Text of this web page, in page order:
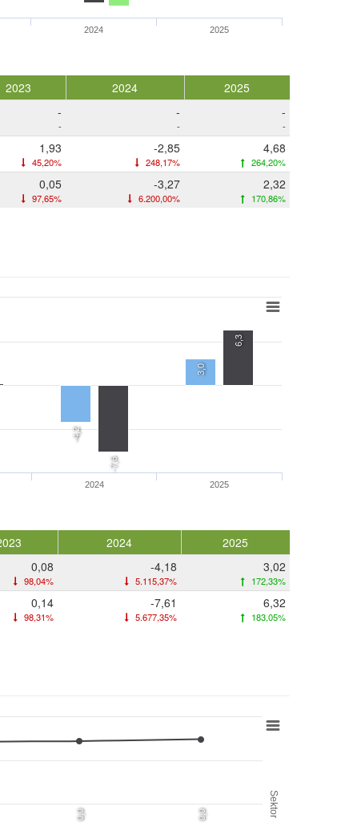
2024 2025
2023 2024
2025
-
-
-
-
-
-
1,93
45,20%
-2,85
248,17%
4,68
264,20%
0,05
97,65%
-3,27
6.200,00%
2,32
170,86%
-4,2
3,0
-7,6
6,3
2024 2025
2024
2025
0,08
98,04%
-4,18
5.115,37%
3,02
172,33%
0,14
98,31%
-7,61
5.677,35%
6,32
183,05%
Sektor
0,0 0,0